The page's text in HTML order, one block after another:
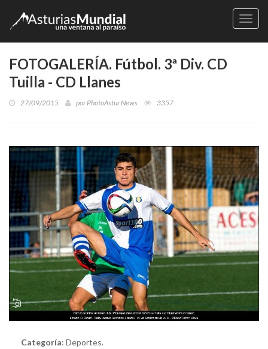
FOTOGALERÍA. Fútbol. 3ª Div. CD
Tuilla - CD Llanes
27/09/2015 porPhotoAstur News 3357
Categoría: Deportes.